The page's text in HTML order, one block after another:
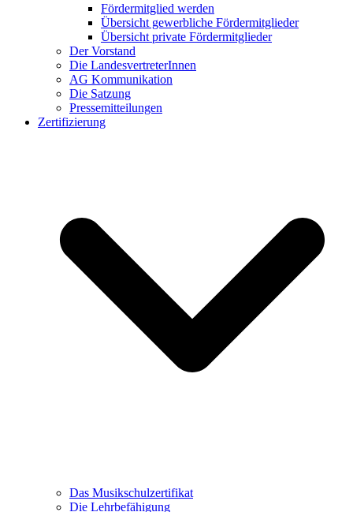
Fördermitglied werden
Übersicht gewerbliche Fördermitglieder
Übersicht private Fördermitglieder
Der Vorstand
Die LandesvertreterInnen
AG Kommunikation
Die Satzung
Pressemitteilungen
Zertifizierung
Das Musikschulzertifikat
Die Lehrbefähigung